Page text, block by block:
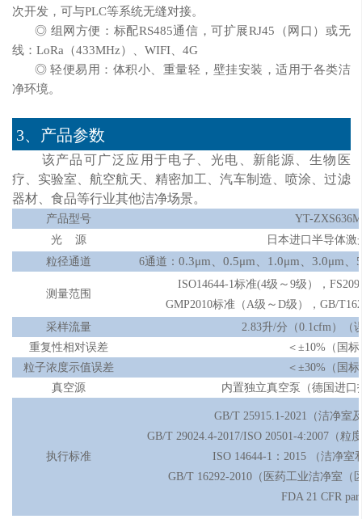
次开发，可与PLC等系统无缝对接。
◎ 组网方便 ： 标配RS485通信，可扩展RJ45（网口）或无
线：LoRa（433MHz）、WIFI、4G
◎ 轻便易用：体积小、重量轻，壁挂安装，适用于各类洁
净环境。
3、产品参数
该产品可广泛应用于电子、光电、新能源、生物医
疗、实验室、航空航天、精密加工、汽车制造、喷涂、过滤
器材、食品等行业其他洁净场景。
产品型号
YT-ZXS636M
光
源
日本进口半导体激
粒径通道
6通道： 0.3μm 0.5μm 1.0μm 3.0μm
测量范围
ISO14644-1标准(4级 ～ 9级），
GMP2010标准（A级 ～ D级），GB/
采样流量
2.83升/分（0.1cfm）（
重复性相对误差
＜ ±10%（国标
粒子浓度示值误差
＜ ±30%（国标
真空源
内置独立真空泵（德国进口
执行标准
GB/T 25915.1-2021（洁净室
GB/T 29024.4-2017/ISO 20501-4:2007（
ISO 14644-1：2015 （洁净室
GB/T 16292-2010（医药工业洁净室（
FDA 21 CFR